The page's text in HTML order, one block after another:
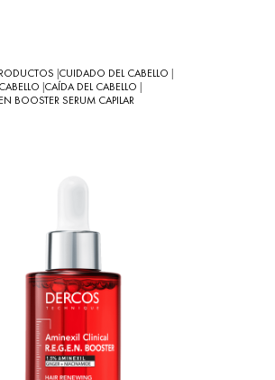
CUIDADO DEL CABELLO
CAÍDA DEL CABELLO
BOOSTER SERUM CAPILAR